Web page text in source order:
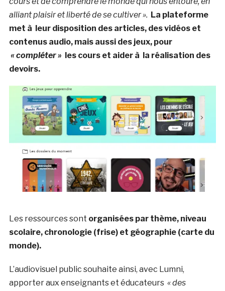
alliant plaisir et liberté de se cultiver ». La plateforme
met à leur disposition des articles, des vidéos et
contenus audio, mais aussi des jeux, pour
« compléter »
les cours et aider à la réalisation des
devoirs.
Les ressources sont organisées par thème, niveau
scolaire, chronologie (frise) et géographie (carte du
monde).
L’audiovisuel public souhaite ainsi, avec Lumni,
apporter aux enseignants et éducateurs« des